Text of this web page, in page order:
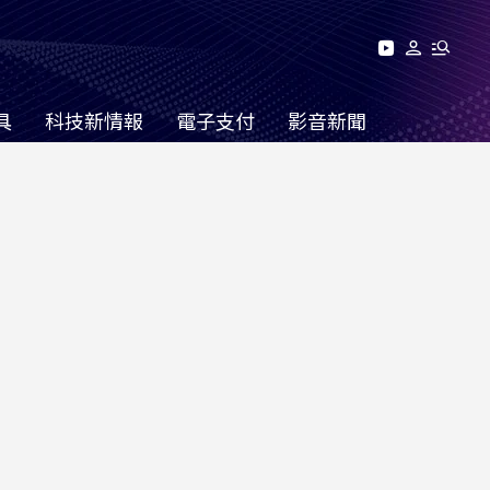
科技新情報 電子支付 影音新聞